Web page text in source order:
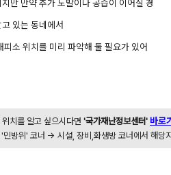
만 만약 추가 도발이나 공습이 이어질 경
있는 동네에서
피소 위치를 미리 파악해 둘 필요가 있어
치를 알고 싶으시다면 '국가재난정보센터' 바로
민방위' 코너 -> 시설, 장비,화생방 코너에서 해당